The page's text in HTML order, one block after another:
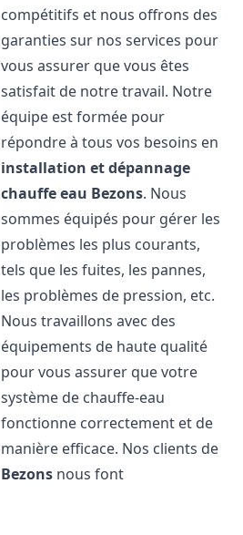
compétitifs et nous offrons des
garanties sur nos services pour
vous assurer que vous êtes
satisfait de notre travail. Notre
équipe est formée pour
répondre à tous vos besoins en
installation et dépannage
chauffe eau Bezons. Nous
sommes équipés pour gérer les
problèmes les plus courants,
tels que les fuites, les pannes,
les problèmes de pression, etc.
Nous travaillons avec des
équipements de haute qualité
pour vous assurer que votre
système de chauffe-eau
fonctionne correctement et de
manière efficace. Nos clients de
Bezons nous font